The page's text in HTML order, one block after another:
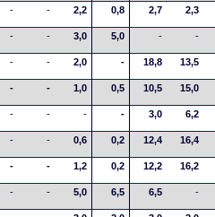
- - 2,2 0,8 2,7 2,3
- - 3,0 5,0 - -
- - 2,0 - 18,8 13,5
- - 1,0 0,5 10,5 15,0
- - - - 3,0 6,2
- - 0,6 0,2 12,4 16,4
- - 1,2 0,2 12,2 16,2
- - 5,0 6,5 6,5 -